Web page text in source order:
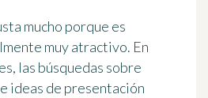
mucho porque es
muy atractivo. En
las búsquedas sobre
ideas de presentación